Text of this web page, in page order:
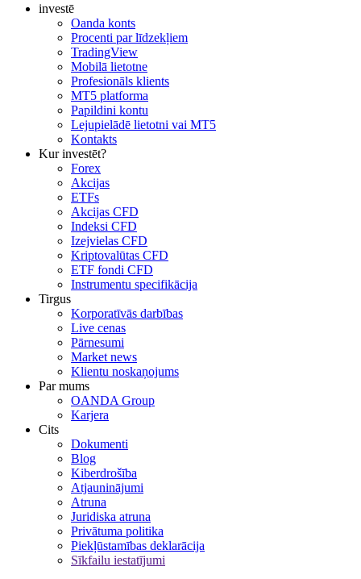
investē
Oanda konts
Procenti par līdzekļiem
TradingView
Mobilā lietotne
Profesionāls klients
MT5 platforma
Papildini kontu
Lejupielādē lietotni vai MT5
Kontakts
Kur investēt?
Forex
Akcijas
ETFs
Akcijas CFD
Indeksi CFD
Izejvielas CFD
Kriptovalūtas CFD
ETF fondi CFD
Instrumentu specifikācija
Tirgus
Korporatīvās darbības
Live cenas
Pārnesumi
Market news
Klientu noskaņojums
Par mums
OANDA Group
Karjera
Cits
Dokumenti
Blog
Kiberdrošība
Atjauninājumi
Atruna
Juridiska atruna
Privātuma politika
Piekļūstamības deklarācija
Sīkfailu iestatījumi